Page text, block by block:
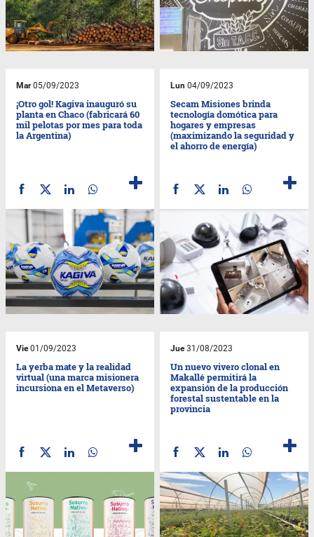
Mar05/09/2023
¡Otro gol! Kagiva inauguró su
planta en Chaco (fabricará 60
mil pelotas por mes para toda
la Argentina)
Lun 04/09/2023
Secam Misiones brinda
tecnología domótica para
hogares y empresas
(maximizando la seguridad y
el ahorro de energía)
Vie01/09/2023
La yerba mate y la realidad
virtual (una marca misionera
incursiona en el Metaverso)
Jue31/08/2023
Un nuevo vivero clonal en
Makallé permitirá la
expansión de la producción
forestal sustentable en la
provincia